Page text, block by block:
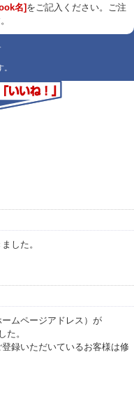
名]をご記入ください。ご注
した。
ムページアドレス）が
た。
録いただいているお客様は修